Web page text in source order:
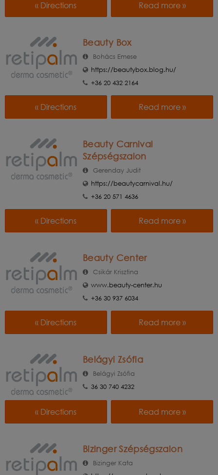
« Directions Read more »
Beauty Box
Bohács Emese
https://beautybox.blog.hu/
+36 20 432 2164
« Directions Read more »
Beauty Carnival
Szépségszalon
Gerenday Judit
https://beautycarnival.hu/
+36 20 571 4636
« Directions Read more »
Beauty Center
Csikár Krisztina
www.beauty-center.hu
+36 30 937 6034
« Directions Read more »
Belágyi Zsófia
Belágyi Zsófia
36 30 740 4232
« Directions Read more »
Bizinger Szépségszalon
Bizinger Kata